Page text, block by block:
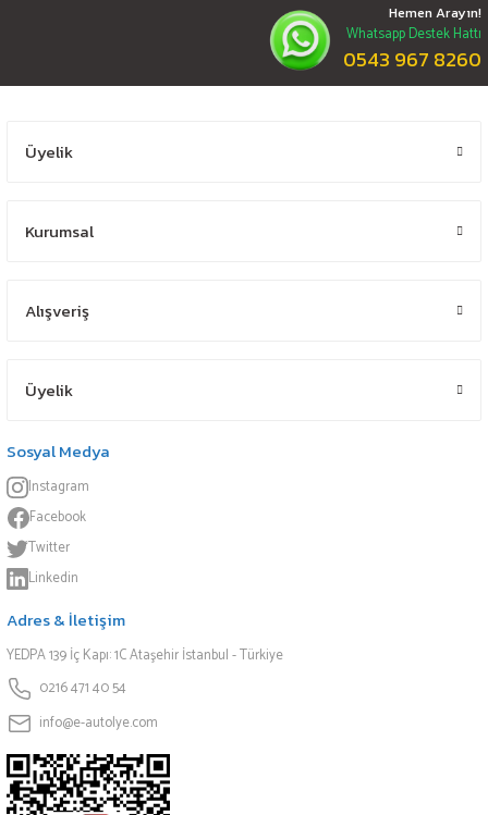
Hemen Arayın!
Whatsapp Destek Hattı
0543 967 8260
Üyelik
Kurumsal
Alışveriş
Üyelik
Sosyal Medya
Instagram
Facebook
Twitter
Linkedin
Adres & İletişim
YEDPA 139 İç Kapı: 1C Ataşehir İstanbul - Türkiye
0216 471 40 54
info@e-autolye.com